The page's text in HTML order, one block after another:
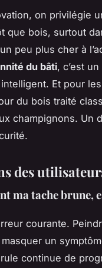
on privilégie
que bois, surtout
peu plus cher à
du bâti, c’est un
Et pour
du bois traité
champignons. Un
des
ma tache brune,
courante.
un
continue de